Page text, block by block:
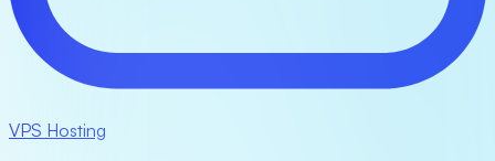
VPS Hosting